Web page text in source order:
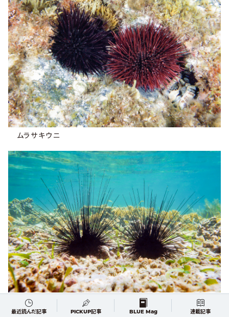
ムラサキウニ
ガンガゼ
最近読んだ記事 PICKUP記事 BLUE Mag 連載記事